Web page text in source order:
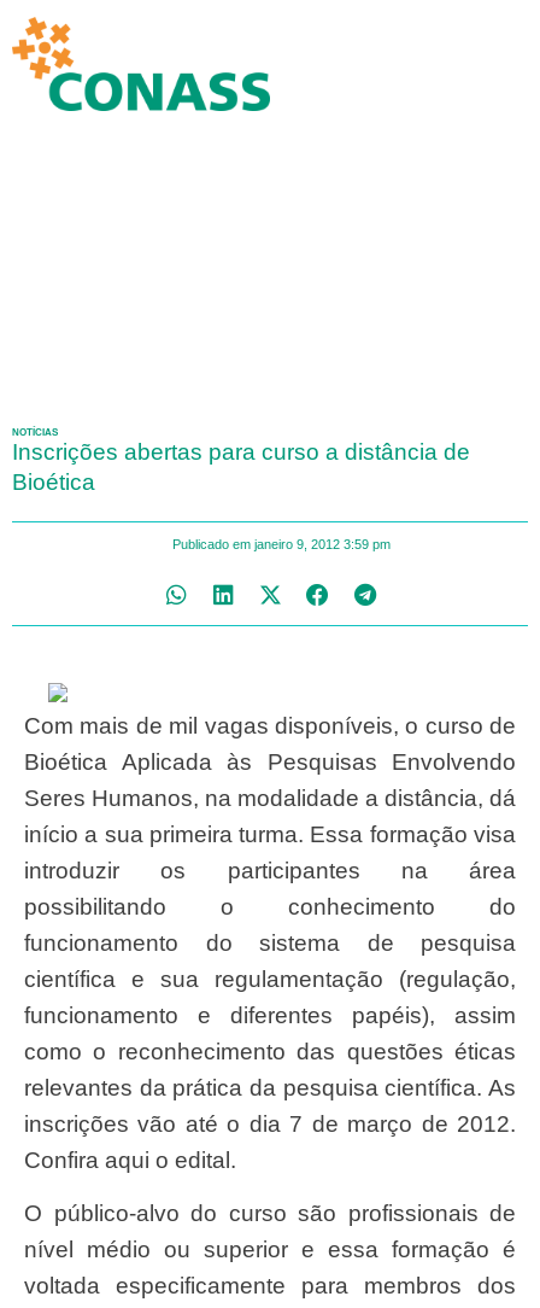
NOTÍCIAS
Inscrições abertas para curso a distância de
Bioética
Publicado em janeiro 9, 2012 3:59 pm
Com mais de mil vagas disponíveis, o curso de
Bioética Aplicada às Pesquisas Envolvendo
Seres Humanos, na modalidade a distância, dá
início a sua primeira turma. Essa formação visa
introduzir os participantes na área
possibilitando o conhecimento do
funcionamento do sistema de pesquisa
científica e sua regulamentação (regulação,
funcionamento e diferentes papéis), assim
como o reconhecimento das questões éticas
relevantes da prática da pesquisa científica. As
inscrições vão até o dia 7 de março de 2012.
Confira aqui o edital.
O público-alvo do curso são profissionais de
nível médio ou superior e essa formação é
voltada especificamente para membros dos